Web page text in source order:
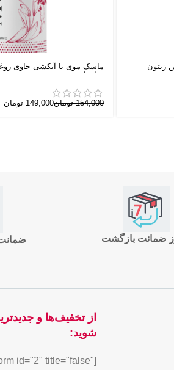
زیتون
میلی لیتر
154,000 تومان149,000 تومان
از تخفیف‌ها و
شوید:
id="2" title="false"